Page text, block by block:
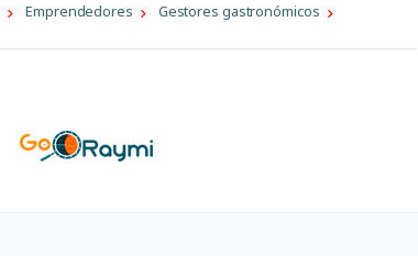
Emprendedores Gestores gastronómicos